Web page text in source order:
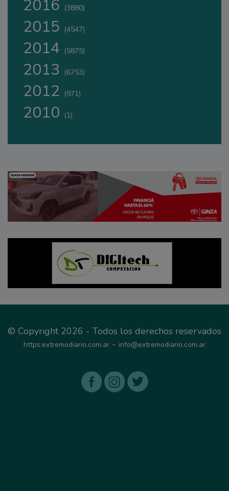
2016 (3880)
2015 (4547)
2014 (5875)
2013 (6753)
2012 (971)
2010 (1)
© Copyright 2026 - Todos los derechos reservados
https:extremodiario.com.ar - info@extremodiario.com.ar